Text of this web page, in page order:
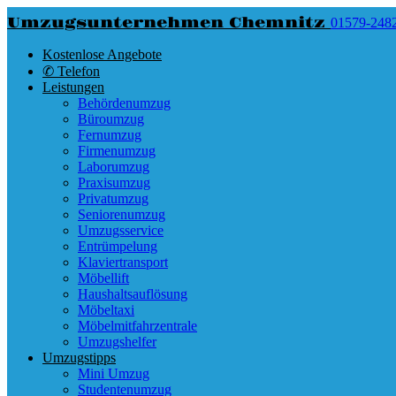
Umzugsunternehmen Chemnitz 01579-
Kostenlose Angebote
✆ Telefon
Leistungen
Behördenumzug
Büroumzug
Fernumzug
Firmenumzug
Laborumzug
Praxisumzug
Privatumzug
Seniorenumzug
Umzugsservice
Entrümpelung
Klaviertransport
Möbellift
Haushaltsauflösung
Möbeltaxi
Möbelmitfahrzentrale
Umzugshelfer
Umzugstipps
Mini Umzug
Studentenumzug